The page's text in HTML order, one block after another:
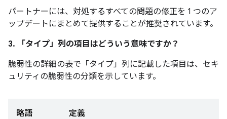
パートナーには、対処するすべての問題の修正を 1 つのア
ップデートにまとめて提供することが推奨されています。
3. 「タイプ」 列の項目はどういう意味ですか？
脆弱性の詳細の表で「タイプ」 列に記載した項目は、セキ
ュリティの脆弱性の分類を示しています。
略語 定義